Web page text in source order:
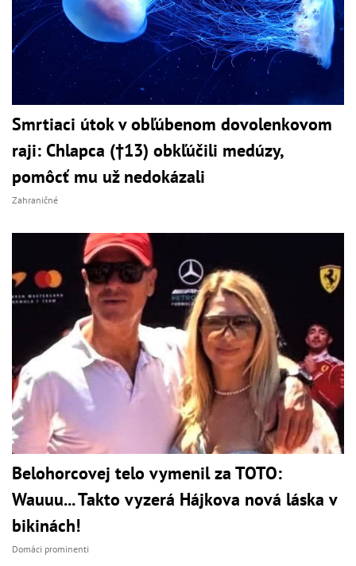
Smrtiaci útok v obľúbenom dovolenkovom
raji: Chlapca (†13) obkľúčili medúzy,
pomôcť mu už nedokázali
Zahraničné
Belohorcovej telo vymenil za TOTO:
Wauuu... Takto vyzerá Hájkova nová láska v
bikinách!
Domáci prominenti